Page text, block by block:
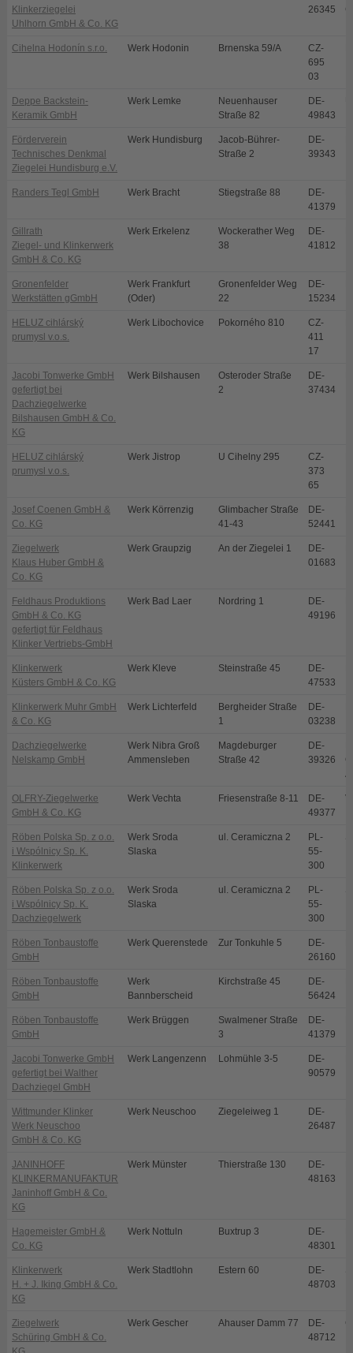
Klinkerziegelei
Uhlhorn GmbH & Co. KG
26345
Cihelna Hodonín s.r.o. Werk Hodonin Brnenska 59/A
CZ-
695
03
Deppe Backstein-
Keramik GmbH
Werk Lemke
Neuenhauser
Straße 82
DE-
49843
Förderverein
Technisches Denkmal
Ziegelei Hundisburg e.V.
Werk Hundisburg
Jacob-Bührer-
Straße 2
DE-
39343
Randers Tegl GmbH Werk Bracht Stiegstraße 88
DE-
41379
Gillrath
Ziegel- und Klinkerwerk
GmbH & Co. KG
Werk Erkelenz
Wockerather Weg
38
DE-
41812
Gronenfelder
Werkstätten gGmbH
Werk Frankfurt
(Oder)
Gronenfelder Weg
22
DE-
15234
HELUZ cihlárský
prumysl v.o.s.
Werk Libochovice Pokorného 810
CZ-
411
17
Jacobi Tonwerke GmbH
gefertigt bei
Dachziegelwerke
Bilshausen GmbH & Co.
KG
Werk Bilshausen
Osteroder Straße
2
DE-
37434
HELUZ cihlárský
prumysl v.o.s.
Werk Jistrop U Cihelny 295
CZ-
373
65
Josef Coenen GmbH &
Co. KG
Werk Körrenzig
Glimbacher Straße
41-43
DE-
52441
Ziegelwerk
Klaus Huber GmbH &
Co. KG
Werk Graupzig An der Ziegelei 1
DE-
01683
Feldhaus Produktions
GmbH & Co. KG
gefertigt für Feldhaus
Klinker Vertriebs-GmbH
Werk Bad Laer Nordring 1
DE-
49196
Klinkerwerk
Küsters GmbH & Co. KG
Werk Kleve Steinstraße 45
DE-
47533
Klinkerwerk Muhr GmbH
& Co. KG
Werk Lichterfeld
Bergheider Straße
1
DE-
03238
Dachziegelwerke
Nelskamp GmbH
Werk Nibra Groß
Ammensleben
Magdeburger
Straße 42
DE-
39326
OLFRY-Ziegelwerke
GmbH & Co. KG
Werk Vechta Friesenstraße 8-11
DE-
49377
Röben Polska Sp. z o.o.
i Wspólnicy Sp. K.
Klinkerwerk
Werk Sroda
Slaska
ul. Ceramiczna 2
PL-
55-
300
Röben Polska Sp. z o.o.
i Wspólnicy Sp. K.
Dachziegelwerk
Werk Sroda
Slaska
ul. Ceramiczna 2
PL-
55-
300
Röben Tonbaustoffe
GmbH
Werk Querenstede Zur Tonkuhle 5
DE-
26160
Röben Tonbaustoffe
GmbH
Werk
Bannberscheid
Kirchstraße 45
DE-
56424
Röben Tonbaustoffe
GmbH
Werk Brüggen
Swalmener Straße
3
DE-
41379
Jacobi Tonwerke GmbH
gefertigt bei Walther
Dachziegel GmbH
Werk Langenzenn Lohmühle 3-5
DE-
90579
Wittmunder Klinker
Werk Neuschoo
GmbH & Co. KG
Werk Neuschoo Ziegeleiweg 1
DE-
26487
JANINHOFF
KLINKERMANUFAKTUR
Janinhoff GmbH & Co.
KG
Werk Münster Thierstraße 130
DE-
48163
Hagemeister GmbH &
Co. KG
Werk Nottuln Buxtrup 3
DE-
48301
Klinkerwerk
H. + J. Iking GmbH & Co.
KG
Werk Stadtlohn Estern 60
DE-
48703
Ziegelwerk
Schüring GmbH & Co.
Werk Gescher Ahauser Damm 77
DE-
48712